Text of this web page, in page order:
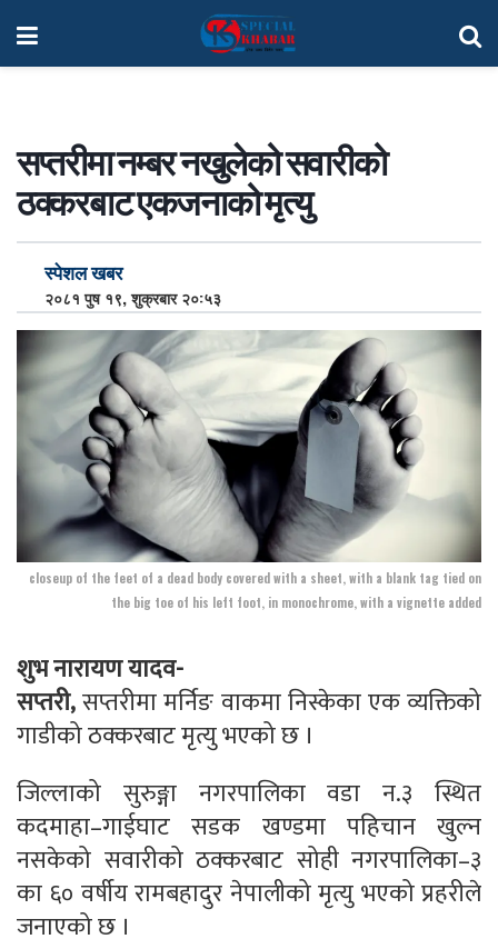
सप्तरीमा नम्बर नखुलेको सवारीको
ठक्करबाट एकजनाको मृत्यु
स्पेशल खबर
२०८१ पुष १९, शुक्रबार २०:५३
closeup of the feet of a dead body covered with a sheet, with a blank tag tied on
the big toe of his left foot, in monochrome, with a vignette added
शुभ नारायण यादव-
सप्तरी,सप्तरीमा मर्निङ वाकमा निस्केका एक व्यक्तिको
गाडीको ठक्करबाट मृत्यु भएको छ ।
जिल्लाको सुरुङ्गा नगरपालिका वडा न.३ स्थित
कदमाहा–गाईघाट सडक खण्डमा पहिचान खुल्न
नसकेको सवारीको ठक्करबाट सोही नगरपालिका–३
का ६० वर्षीय रामबहादुर नेपालीको मृत्यु भएको प्रहरीले
जनाएको छ ।